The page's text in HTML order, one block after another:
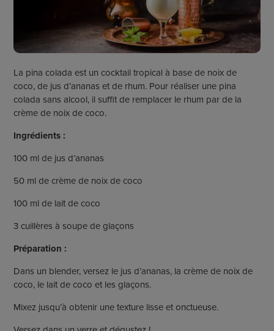
La pina colada est un cocktail tropical à base de noix de
coco, de jus d’ananas et de rhum. Pour réaliser une pina
colada sans alcool, il suffit de remplacer le rhum par de la
crème de noix de coco.
Ingrédients :
100 ml de jus d’ananas
50 ml de crème de noix de coco
100 ml de lait de coco
3 cuillères à soupe de glaçons
Préparation :
Dans un blender, versez le jus d’ananas, la crème de noix de
coco, le lait de coco et les glaçons.
Mixez jusqu’à obtenir une texture lisse et onctueuse.